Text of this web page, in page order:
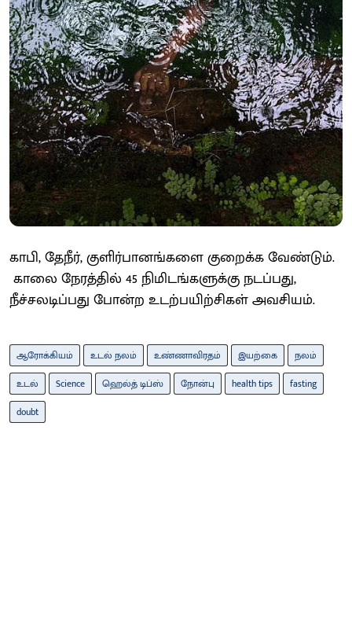
காபி, தேநீர், குளிர்பானங்களை குறைக்க வேண்டும்.
காலை நேரத்தில் 45 நிமிடங்களுக்கு நடப்பது,
நீச்சலடிப்பது போன்ற உடற்பயிற்சிகள் அவசியம்.
ஆரோக்கியம் உடல் நலம் உண்ணாவிரதம் இயற்கை
நலம்
உடல்
Science ஹெல்த் டிப்ஸ் நோன்பு health tips
fasting
doubt